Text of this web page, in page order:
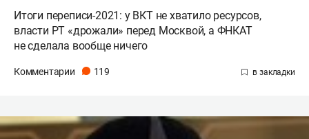
Итоги переписи-2021: у ВКТ не хватило ресурсов,
власти РТ «дрожали» перед Москвой, а ФНКАТ
не сделала вообще ничего
Комментарии 119